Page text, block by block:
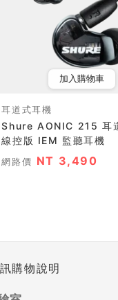
加入購物車
耳道式耳機
Shure AONIC 215 耳
線控版 IEM 監聽耳機
網路價 NT 3,490
購物說明